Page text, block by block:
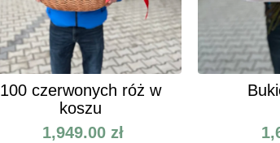
100 czerwonych róż w
koszu
1,949.00 zł